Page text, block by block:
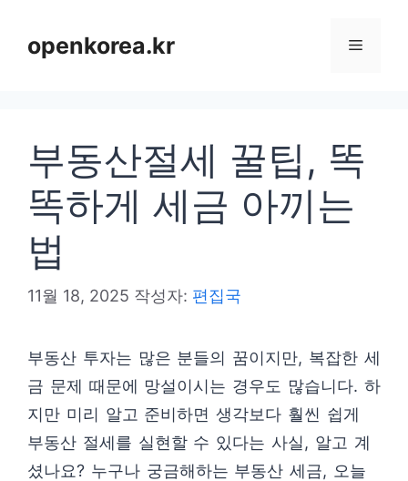
openkorea.kr 메
부동산절세 꿀팁, 똑
똑하게 세금 아끼는
법
11월 18, 2025 작성자: 편집국
부동산 투자는 많은 분들의 꿈이지만, 복잡한 세
금 문제 때문에 망설이시는 경우도 많습니다. 하
지만 미리 알고 준비하면 생각보다 훨씬 쉽게
부동산 절세를 실현할 수 있다는 사실, 알고 계
셨나요? 누구나 궁금해하는 부동산 세금, 오늘